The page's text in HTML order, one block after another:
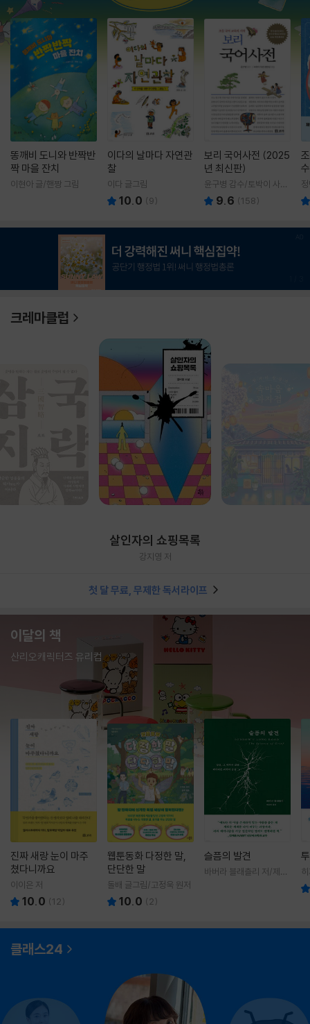
똥깨비 도니와 반짝반
짝 마을 잔치
이현아 글/핸짱 그림
이다의 날마다 자연관
찰
이다 글그림
10.0 (9)
보리 국어사전 (2025
년 최신판)
윤구병 감수/토박이 사전
편찬실 편
9.6 (158)
크레마클럽
살인자의 쇼핑목록
강지영 저
첫 달 무료, 무제한 독서라이프
이달의 책
산리오캐릭터즈 유리컵
진짜 새랑 눈이 마주
쳤다니까요
이이은 저
10.0 (12)
웹툰동화 다정한 말,
단단한 말
돌배 글그림/고정욱 원저
10.0 ( 2)
슬픔의 발견
바버라 블래츨리 저/제효
클래스24